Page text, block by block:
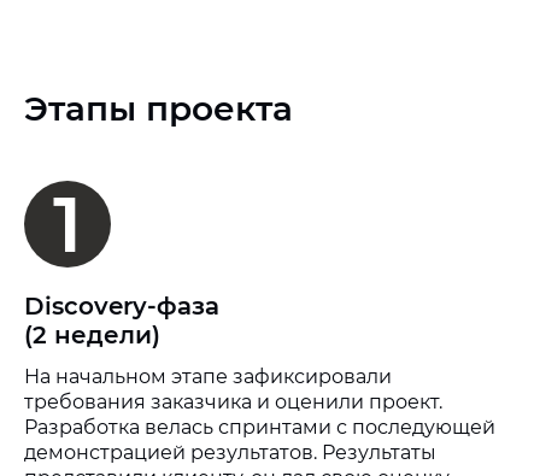
Этапы проекта
1
Discovery-фаза
(2 недели)
На начальном этапе зафиксировали
требования заказчика и оценили проект.
Разработка велась спринтами с последующей
демонстрацией результатов. Результаты